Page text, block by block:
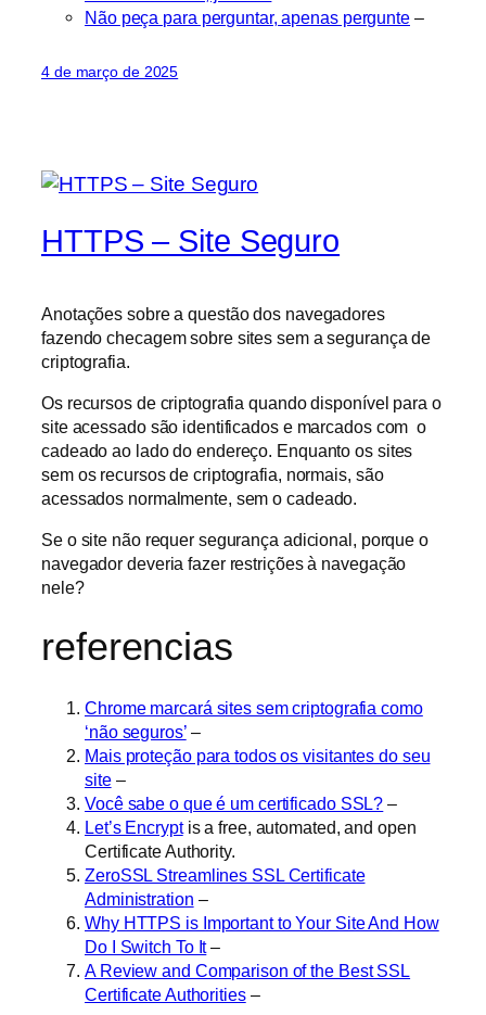
Não peça para perguntar, apenas pergunte –
4 de março de 2025
HTTPS – Site Seguro
Anotações sobre a questão dos navegadores
fazendo checagem sobre sites sem a segurança de
criptografia.
Os recursos de criptografia quando disponível para o
site acessado são identificados e marcados com o
cadeado ao lado do endereço. Enquanto os sites
sem os recursos de criptografia, normais, são
acessados normalmente, sem o cadeado.
Se o site não requer segurança adicional, porque o
navegador deveria fazer restrições à navegação
nele?
referencias
Chrome marcará sites sem criptografia como
‘não seguros’–
Mais proteção para todos os visitantes do seu
site–
Você sabe o que é um certificado SSL? –
Let’s Encryptis a free, automated, and open
Certificate Authority.
ZeroSSL Streamlines SSL Certificate
Administration –
Why HTTPS is Important to Your Site And How
Do I Switch To It–
A Review and Comparison of the Best SSL
Certificate Authorities–